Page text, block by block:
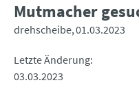
Mutmacher
drehscheibe 01.03.2023
Letzte Änderung
03.03.2023